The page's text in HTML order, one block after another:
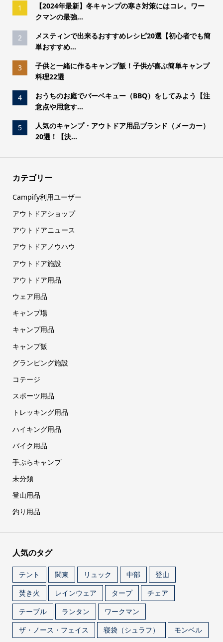
1
【2024年最新】冬キャンプの寒さ対策にはコレ。ワー
クマンの最強...
2
メスティンで出来るおすすめレシピ20選【初心者でも簡
単おすすめ...
3
子供と一緒に作るキャンプ飯！子供が喜ぶ簡単キャンプ
料理22選
4
おうちのお庭でバーベキュー（BBQ）をしてみよう【注
意点や用意す...
5
人気のキャンプ・アウトドア用品ブランド（メーカー）
20選！【決...
カテゴリー
Campify利用ユーザー
アウトドアショップ
アウトドアニュース
アウトドアノウハウ
アウトドア施設
アウトドア用品
ウェア用品
キャンプ場
キャンプ用品
キャンプ飯
グランピング施設
コテージ
スポーツ用品
トレッキング用品
ハイキング用品
バイク用品
手ぶらキャンプ
未分類
登山用品
釣り用品
人気のタグ
テント 関東 リュック 中部
登山
焚き火
レインウェア タープ
チェア
テーブル
ランタン
ワークマン
ザ・ノース・フェイス
寝袋（シュラフ） モンベル